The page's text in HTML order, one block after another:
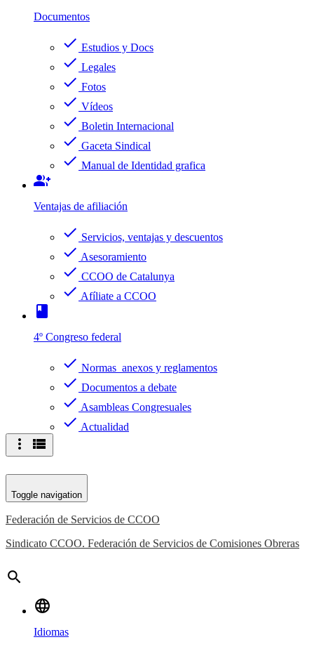
Documentos
check Estudios y Docs
check Legales
check Fotos
check Vídeos
check Boletin Internacional
check Gaceta Sindical
check Manual de Identidad grafica
group_add
Ventajas de afiliación
check Servicios, ventajas y descuentos
check Asesoramiento
check CCOO de Catalunya
check Afíliate a CCOO
book
4º Congreso federal
check Normas anexos y reglamentos
check Documentos a debate
check Asambleas Congresuales
check Actualidad
more_vert view_list
Toggle navigation
Federación de Servicios de CCOO
Sindicato CCOO. Federación de Servicios de Comisiones Obreras
search
language
Idiomas